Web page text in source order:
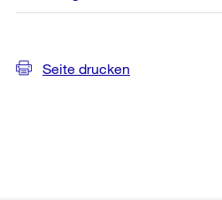
Seite drucken